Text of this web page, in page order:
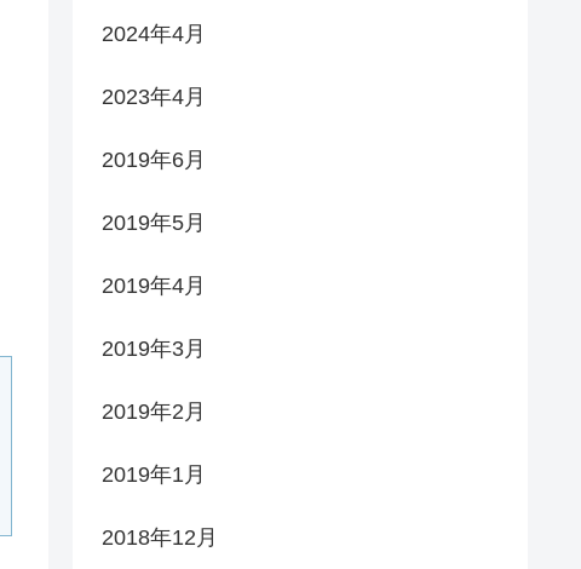
2024年4月
2023年4月
2019年6月
2019年5月
2019年4月
2019年3月
2019年2月
2019年1月
2018年12月